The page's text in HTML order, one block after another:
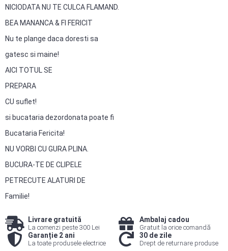
NICIODATA NU TE CULCA FLAMAND.
BEA MANANCA & FI FERICIT
Nu te plange daca doresti sa
gatesc si maine!
AICI TOTUL SE
PREPARA
CU suflet!
si bucataria dezordonata poate fi
Bucataria Fericita!
NU VORBI CU GURA PLINA.
BUCURA-TE DE CLIPELE
PETRECUTE ALATURI DE
Familie!
Livrare gratuită
La comenzi peste 300 Lei
Ambalaj cadou
Gratuit la orice comandă
Garanție 2 ani
La toate produsele electrice
30 de zile
Drept de returnare produse